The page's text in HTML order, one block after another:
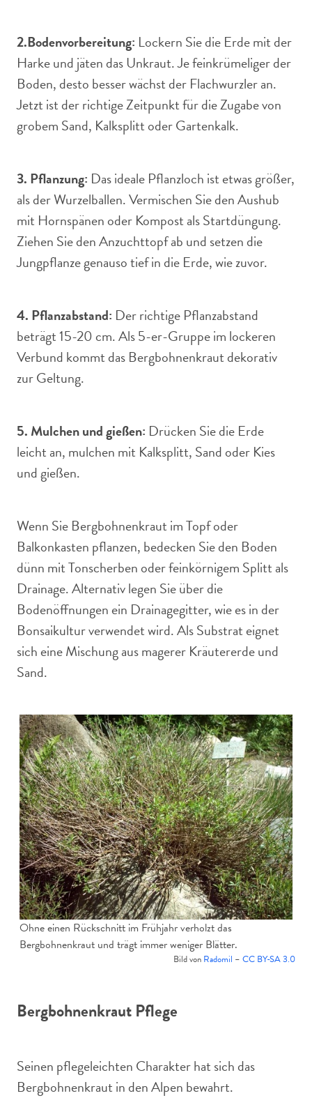
2.Bodenvorbereitung: Lockern Sie die Erde mit der
Harke und jäten das Unkraut. Je feinkrümeliger der
Boden, desto besser wächst der Flachwurzler an.
Jetzt ist der richtige Zeitpunkt für die Zugabe von
grobem Sand, Kalksplitt oder Gartenkalk.
3. Pflanzung: Das ideale Pflanzloch ist etwas größer,
als der Wurzelballen. Vermischen Sie den Aushub
mit Hornspänen oder Kompost als Startdüngung.
Ziehen Sie den Anzuchttopf ab und setzen die
Jungpflanze genauso tief in die Erde, wie zuvor.
4. Pflanzabstand: Der richtige Pflanzabstand
beträgt 15-20 cm. Als 5-er-Gruppe im lockeren
Verbund kommt das Bergbohnenkraut dekorativ
zur Geltung.
5. Mulchen und gießen: Drücken Sie die Erde
leicht an, mulchen mit Kalksplitt, Sand oder Kies
und gießen.
Wenn Sie Bergbohnenkraut im Topf oder
Balkonkasten pflanzen, bedecken Sie den Boden
dünn mit Tonscherben oder feinkörnigem Splitt als
Drainage. Alternativ legen Sie über die
Bodenöffnungen ein Drainagegitter, wie es in der
Bonsaikultur verwendet wird. Als Substrat eignet
sich eine Mischung aus magerer Kräutererde und
Sand.
Ohne einen Rückschnitt im Frühjahr verholzt das
Bergbohnenkraut und trägt immer weniger Blätter.
Bild von Radomil – CC BY-SA 3.0
Bergbohnenkraut Pflege
Seinen pflegeleichten Charakter hat sich das
Bergbohnenkraut in den Alpen bewahrt.